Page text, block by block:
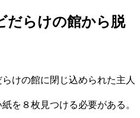
だらけの館から脱
けの館に閉じ込められた主人
を８枚見つける必要がある。